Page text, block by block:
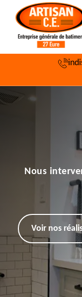
Nous
Voir nos